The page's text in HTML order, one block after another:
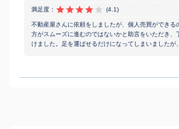
満足度： (4.1)
不動産屋さんに依頼をしましたが、個人売買ができる
方がスムーズに進むのではないかと助言をいただき、
けました。足を運ばせるだけになってしまいましたが